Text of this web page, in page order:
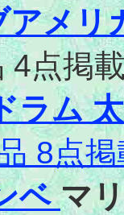
アメリ
4点掲
ラム
8点掲
ベマ